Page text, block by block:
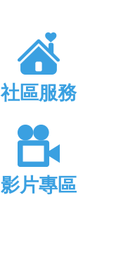
社區服務
影片專區